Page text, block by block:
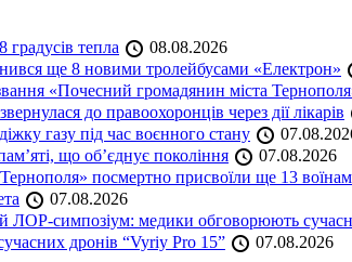
градусів тепла
08.08.2026
ще 8 новими тролейбусами «Електрон»
«Почесний громадянин міста
до правоохоронців через дії лікарів
газу під час воєнного стану
що об’єднує покоління
07.08.2026
посмертно присвоїли ще 13 воїнам
07.08.2026
ЛОР-симпозіум: медики обговорюють
дронів “Vyriy Pro 15”
07.08.2026